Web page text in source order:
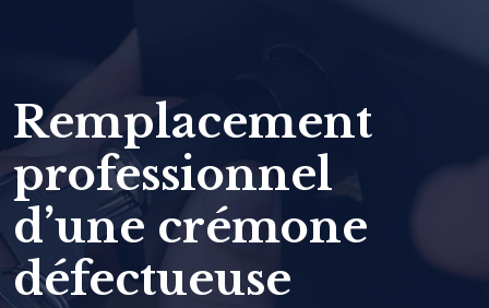
Remplacement
professionnel
d’une crémone
défectueuse